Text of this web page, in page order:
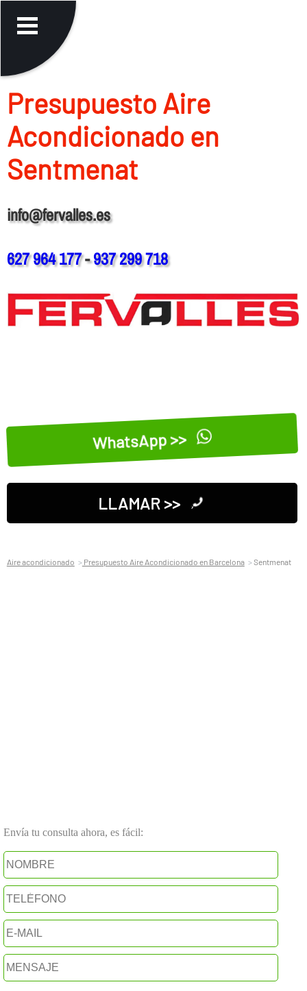
Presupuesto Aire
Acondicionado en
Sentmenat
info@fervalles.es
627 964 177-937 299 718
WhatsApp >>
LLAMAR >>
Aire acondicionado Presupuesto Aire Acondicionado en Barcelona Sentmenat
Envía tu consulta ahora, es fácil: